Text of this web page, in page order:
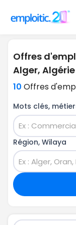
Offres
Alger, Algérie
10 Offres
Mots clés,
Région, Wilaya